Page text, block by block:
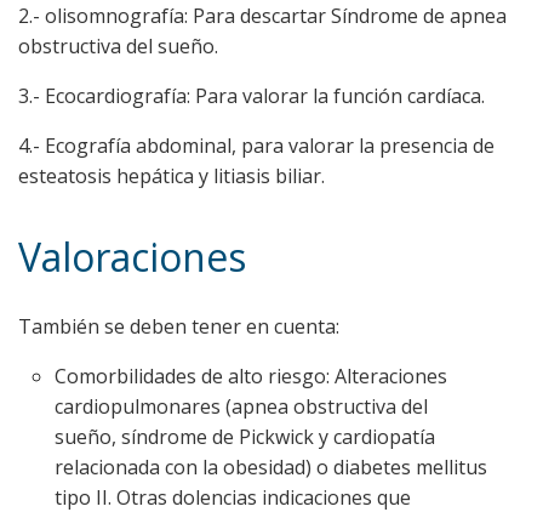
2.- olisomnografía: Para descartar Síndrome de apnea
obstructiva del sueño.
3.- Ecocardiografía: Para valorar la función cardíaca.
4.- Ecografía abdominal, para valorar la presencia de
esteatosis hepática y litiasis biliar.
Valoraciones
También se deben tener en cuenta:
Comorbilidades de alto riesgo: Alteraciones
cardiopulmonares (apnea obstructiva del
sueño, síndrome de Pickwick y cardiopatía
relacionada con la obesidad) o diabetes mellitus
tipo II. Otras dolencias indicaciones que